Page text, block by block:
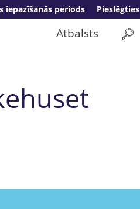
Pieslēgties
iepazīšanās periods
Atbalsts